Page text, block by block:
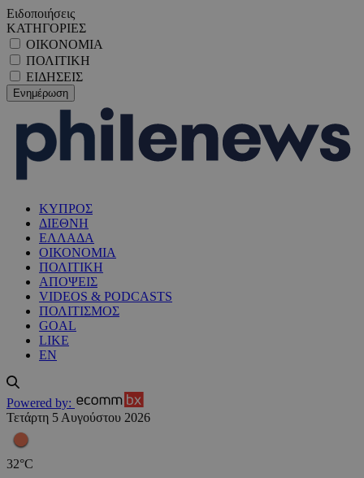
Ειδοποιήσεις
ΚΑΤΗΓΟΡΙΕΣ
ΟΙΚΟΝΟΜΙΑ
ΠΟΛΙΤΙΚΗ
ΕΙΔΗΣΕΙΣ
ΚΥΠΡΟΣ
ΔΙΕΘΝΗ
ΕΛΛΑΔΑ
ΟΙΚΟΝΟΜΙΑ
ΠΟΛΙΤΙΚΗ
ΑΠΟΨΕΙΣ
VIDEOS & PODCASTS
ΠΟΛΙΤΙΣΜΟΣ
GOAL
LIKE
EN
Powered by:
Τετάρτη 5 Αυγούστου 2026
32°C